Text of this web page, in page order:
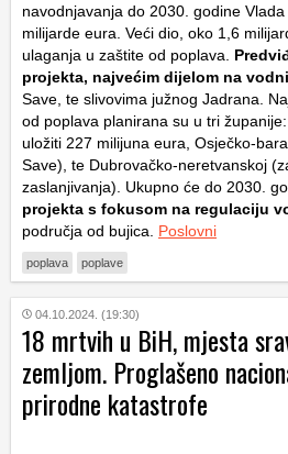
navodnjavanja do 2030. godine
milijarde eura. Veći dio, oko 1,6
ulaganja u zaštite od poplava.
projekta, najvećim dijelom na
Save, te slivovima južnog Jadrana.
od poplava planirana su u tri
uložiti 227 milijuna eura, Osječko-
Save), te Dubrovačko-neretvanskoj
zaslanjivanja). Ukupno će do 2030.
projekta s fokusom na regulaciju
područja od bujica. Poslovni
poplava poplave
04.10.2024. (19:30)
18 mrtvih u BiH, mjesta
zemljom. Proglašeno
prirodne katastrofe